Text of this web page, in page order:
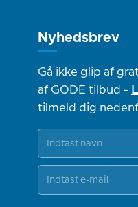
Nyhedsbrev
Gå ikke glip af
af GODE tilbud -
tilmeld dig